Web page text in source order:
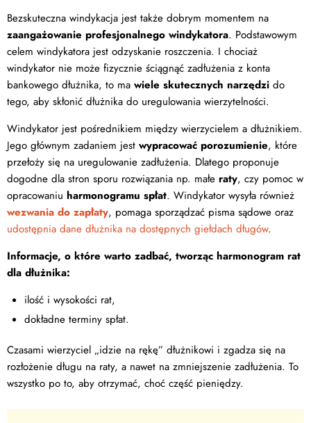
Bezskuteczna windykacja jest także dobrym momentem na
zaangażowanie profesjonalnego windykatora. Podstawowym
celem windykatora jest odzyskanie roszczenia. I chociaż
windykator nie może fizycznie ściągnąć zadłużenia z konta
bankowego dłużnika, to ma wiele skutecznych narzędzi do
tego, aby skłonić dłużnika do uregulowania wierzytelności.
Windykator jest pośrednikiem między wierzycielem a dłużnikiem.
Jego głównym zadaniem jest wypracować porozumienie, które
przełoży się na uregulowanie zadłużenia. Dlatego proponuje
dogodne dla stron sporu rozwiązania np. małe raty, czy pomoc w
opracowaniu harmonogramu spłat. Windykator wysyła również
wezwania do zapłaty, pomaga sporządzać pisma sądowe oraz
udostępnia dane dłużnika na dostępnych giełdach długów.
Informacje, o które warto zadbać, tworząc harmonogram rat
dla dłużnika:
ilość i wysokości rat,
dokładne terminy spłat.
Czasami wierzyciel „idzie na rękę” dłużnikowi i zgadza się na
rozłożenie długu na raty, a nawet na zmniejszenie zadłużenia. To
wszystko po to, aby otrzymać, choć część pieniędzy.